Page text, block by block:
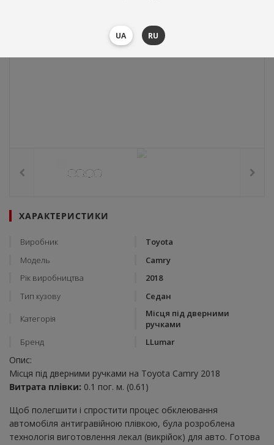
ХАРАКТЕРИСТИКИ
Виробник
Toyota
Модель
Camry
Рік виробництва
2018
Тип кузову
Седан
Категорія
Місця під дверними
ручками
Бренд
LLumar
Опис:
Місця під дверними ручками на Toyota Camry 2018
Витрата плівки: 0.1 пог. м. (0.61)
Щоб полегшити і спростити процес обклеювання
автомобіля антигравійною плівкою, була розроблена
технологія виготовлення лекал (викрійок) для авто. Готова
UA RU